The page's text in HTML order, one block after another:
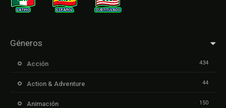
Géneros
Acción 434
Action & Adventure 44
Animación 150